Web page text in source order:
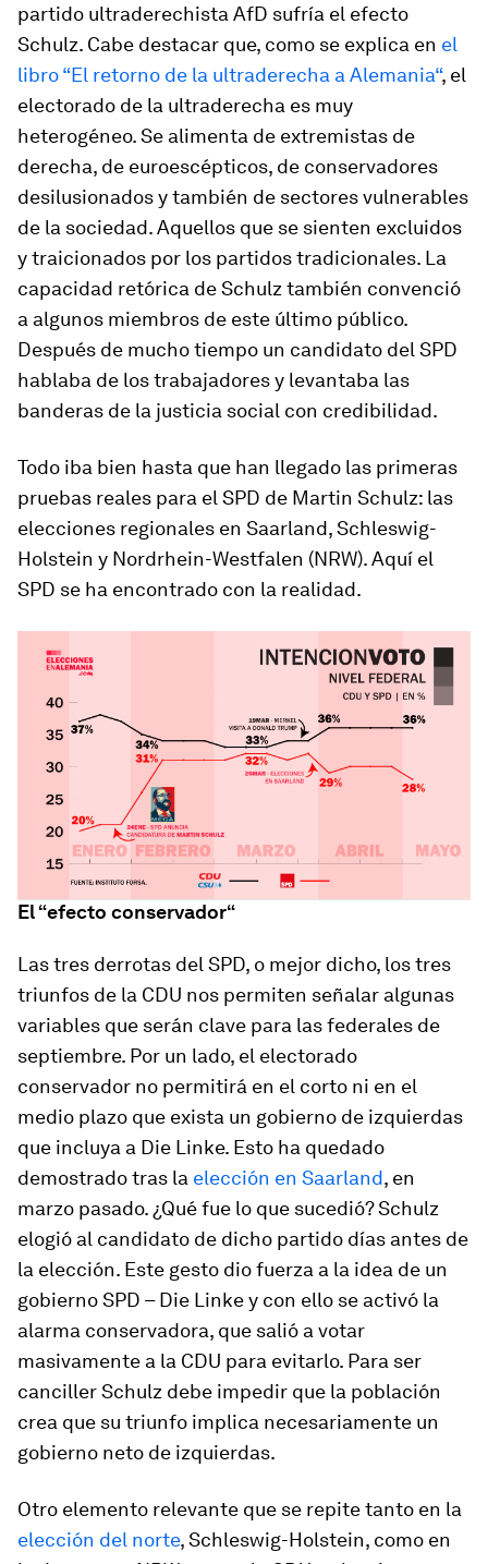
partido ultraderechista AfD sufría el efecto
Schulz. Cabe destacar que, como se explica en el
libro “El retorno de la ultraderecha a Alemania“, el
electorado de la ultraderecha es muy
heterogéneo. Se alimenta de extremistas de
derecha, de euroescépticos, de conservadores
desilusionados y también de sectores vulnerables
de la sociedad. Aquellos que se sienten excluidos
y traicionados por los partidos tradicionales. La
capacidad retórica de Schulz también convenció
a algunos miembros de este último público.
Después de mucho tiempo un candidato del SPD
hablaba de los trabajadores y levantaba las
banderas de la justicia social con credibilidad.
Todo iba bien hasta que han llegado las primeras
pruebas reales para el SPD de Martin Schulz: las
elecciones regionales en Saarland, Schleswig-
Holstein y Nordrhein-Westfalen (NRW). Aquí el
SPD se ha encontrado con la realidad.
El “efecto conservador“
Las tres derrotas del SPD, o mejor dicho, los tres
triunfos de la CDU nos permiten señalar algunas
variables que serán clave para las federales de
septiembre. Por un lado, el electorado
conservador no permitirá en el corto ni en el
medio plazo que exista un gobierno de izquierdas
que incluya a Die Linke. Esto ha quedado
demostrado tras la elección en Saarland, en
marzo pasado. ¿Qué fue lo que sucedió? Schulz
elogió al candidato de dicho partido días antes de
la elección. Este gesto dio fuerza a la idea de un
gobierno SPD – Die Linke y con ello se activó la
alarma conservadora, que salió a votar
masivamente a la CDU para evitarlo. Para ser
canciller Schulz debe impedir que la población
crea que su triunfo implica necesariamente un
gobierno neto de izquierdas.
Otro elemento relevante que se repite tanto en la
elección del norte, Schleswig-Holstein, como en